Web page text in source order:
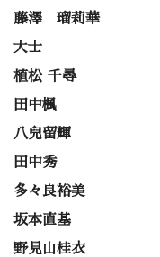
藤澤 瑠莉華
大士
植松 千尋
田中楓
八兒留輝
田中秀
多々良裕美
坂本直基
野見山桂衣